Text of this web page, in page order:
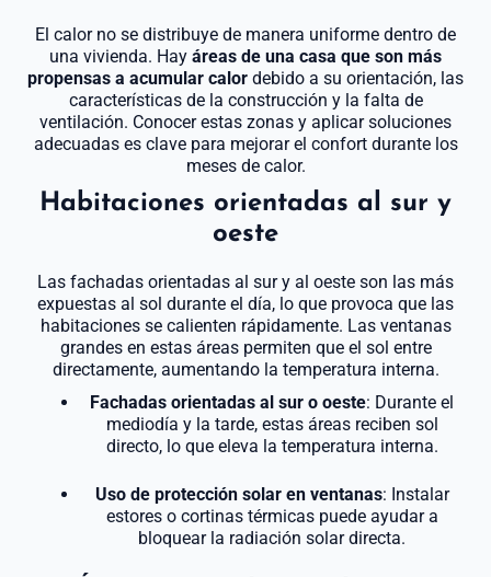
El calor no se distribuye de manera uniforme dentro de
una vivienda. Hay áreas de una casa que son más
propensas a acumular calor debido a su orientación, las
características de la construcción y la falta de
ventilación. Conocer estas zonas y aplicar soluciones
adecuadas es clave para mejorar el confort durante los
meses de calor.
Habitaciones orientadas al sur y
oeste
Las fachadas orientadas al sur y al oeste son las más
expuestas al sol durante el día, lo que provoca que las
habitaciones se calienten rápidamente. Las ventanas
grandes en estas áreas permiten que el sol entre
directamente, aumentando la temperatura interna.
Fachadas orientadas al sur o oeste: Durante el
mediodía y la tarde, estas áreas reciben sol
directo, lo que eleva la temperatura interna.
Uso de protección solar en ventanas: Instalar
estores o cortinas térmicas puede ayudar a
bloquear la radiación solar directa.